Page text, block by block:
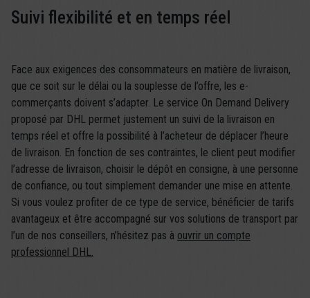
Suivi flexibilité et en temps réel
Face aux exigences des consommateurs en matière de livraison,
que ce soit sur le délai ou la souplesse de l’offre, les e-
commerçants doivent s’adapter. Le service On Demand Delivery
proposé par DHL permet justement un suivi de la livraison en
temps réel et offre la possibilité à l’acheteur de déplacer l’heure
de livraison. En fonction de ses contraintes, le client peut modifier
l’adresse de livraison, choisir le dépôt en consigne, à une personne
de confiance, ou tout simplement demander une mise en attente.
Si vous voulez profiter de ce type de service, bénéficier de tarifs
avantageux et être accompagné sur vos solutions de transport par
l’un de nos conseillers, n’hésitez pas à ouvrir un compte
professionnel DHL.